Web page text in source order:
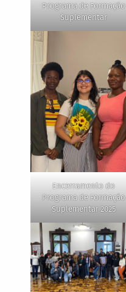
Programa de Formação
Suplementar
Encerramento do
Programa de Formação
Suplementar 2025